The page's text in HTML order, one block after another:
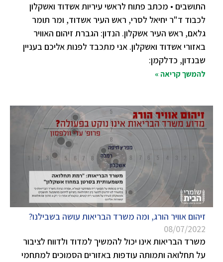
התושבים • מכתב פתוח לראשי עיריות אשדוד ואשקלון
לכבוד ד"ר יחיאל לסרי, ראש העיר אשדוד, ומר תומר
גלאם, ראש העיר אשקלון. הנדון: הגברת זיהום האוויר
באזורי אשדוד ואשקלון. אני מתכבד לפנות אליכם בעניין
שבנדון, כדלקמן:
להמשך קריאה »
זיהום אוויר הורג, ומה משרד הבריאות עושה בשבילנו?
08/07/2022
משרד הבריאות אינו יכול להמשיך למדוד ולדווח לציבור
על תחלואה ותמותה עודפות באזורים הסמוכים למתחמי